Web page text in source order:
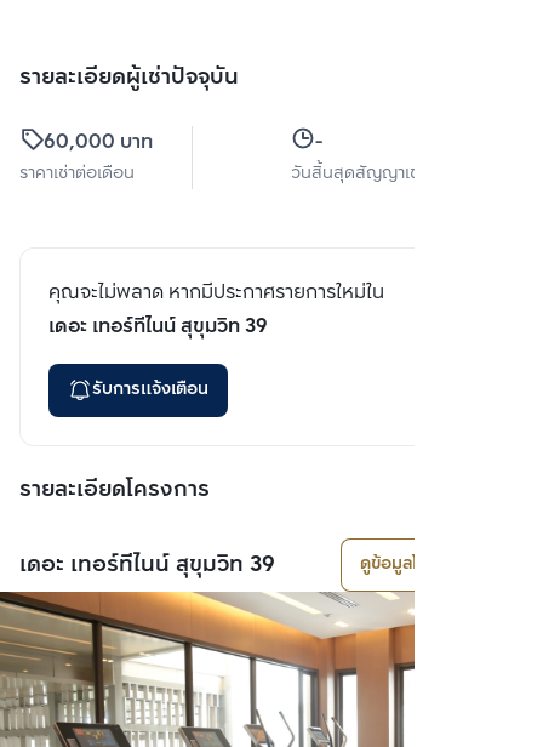
รายละเอียดผู้เช่าปัจจุบัน
60,000 บาท
ราคาเช่าต่อเดือน
-
วันสิ้นสุดสัญญาเช่า
คุณจะไม่พลาด หากมีประกาศรายการใหม่ใน
เดอะ เทอร์ทีไนน์ สุขุมวิท 39
รับการแจ้งเตือน
รายละเอียดโครงการ
เดอะ เทอร์ทีไนน์ สุขุมวิท 39 ดูข้อมูลโครงการ